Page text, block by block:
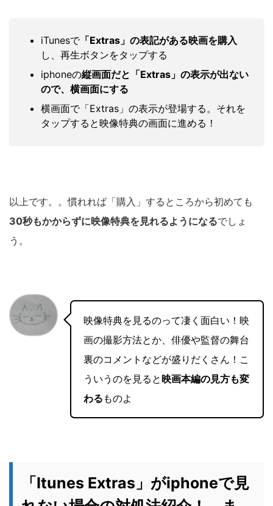
iTunesで「Extras」の表記がある映画を購入
し、再生ボタンをタップする
iphoneの縦画面だと「Extras」の表示が出ない
ので、横画面にする
横画面で「Extras」の表示が登場する。それを
タップすると映像特典の画面に進める！
以上です。。慣れれば「購入」するところから初めても
30秒もかからずに映像特典を見れるようになるでしょ
う。
映像特典を見るのって凄く面白い！映
画の撮影方法とか、俳優や監督の舞台
裏のコメントなどが盛りだくさん！こ
ういうのを見ると映画本編の見方も変
わる ものよ
「Itunes Extras」がiphoneで見